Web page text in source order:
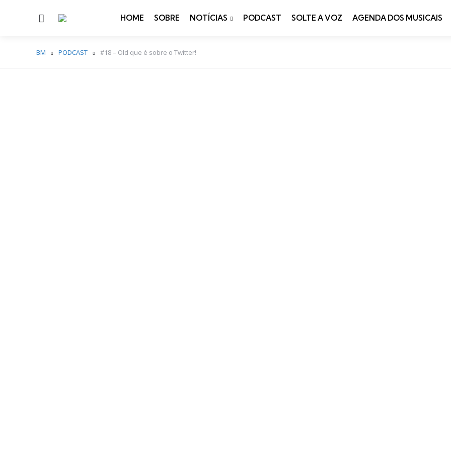
Menu HOME SOBRE NOTÍCIAS PODCAST SOLTE A VOZ AGENDA DOS MUSICAIS
BM PODCAST #18 – Old que é sobre o Twitter!